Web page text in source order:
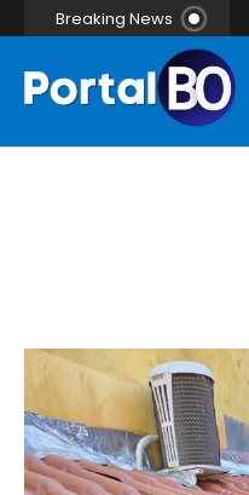
Breaking News